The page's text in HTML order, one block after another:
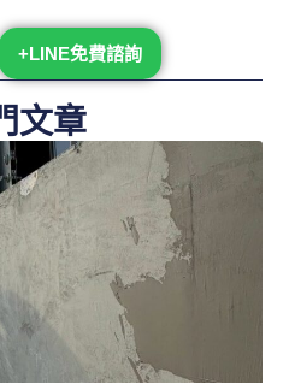
+LINE免費諮詢
文章